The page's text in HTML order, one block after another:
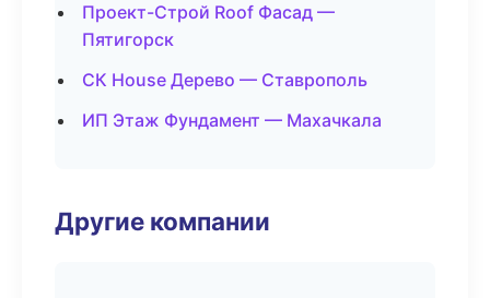
Проект-Строй Roof Фасад —
Пятигорск
СК House Дерево — Ставрополь
ИП Этаж Фундамент — Махачкала
Другие компании